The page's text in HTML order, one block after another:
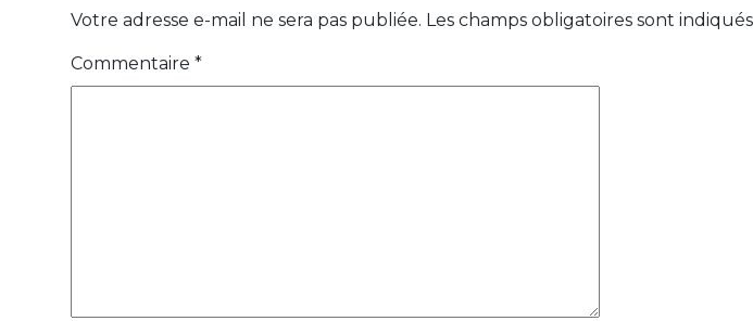
Votre adresse e-mail ne sera pas publiée. Les champs obligatoires sont
Commentaire *